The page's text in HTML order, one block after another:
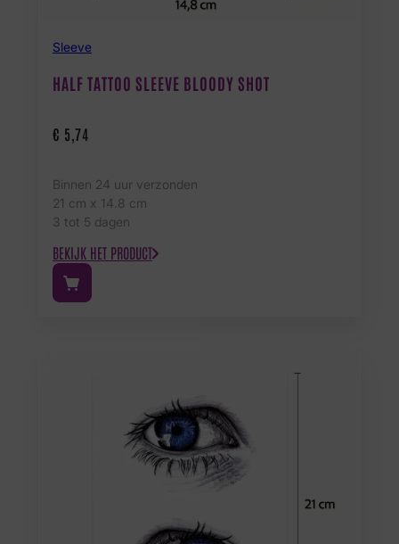
Sleeve
HALF TATTOO SLEEVE BLOODY SHOT
€ 5,74
Binnen 24 uur verzonden
21 cm x 14.8 cm
3 tot 5 dagen
BEKIJK HET PRODUCT